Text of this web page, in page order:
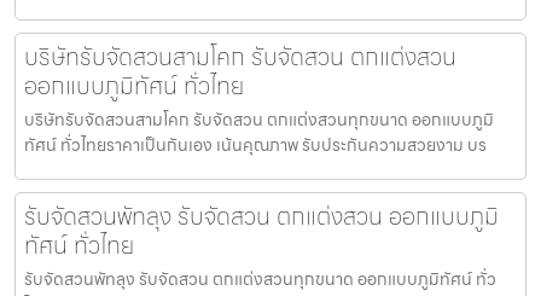
บริษัทรับจัดสวนสามโคก รับจัดสวน ตกแต่งสวน
ออกแบบภูมิทัศน์ ทั่วไทย
บริษัทรับจัดสวนสามโคก รับจัดสวน ตกแต่งสวนทุกขนาด ออกแบบภูมิ
ทัศน์ ทั่วไทยราคาเป็นกันเอง เน้นคุณภาพ รับประกันความสวยงาม บร
รับจัดสวนพัทลุง รับจัดสวน ตกแต่งสวน ออกแบบภูมิ
ทัศน์ ทั่วไทย
รับจัดสวนพัทลุง รับจัดสวน ตกแต่งสวนทุกขนาด ออกแบบภูมิทัศน์ ทั่ว